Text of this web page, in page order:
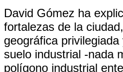
David Gómez ha
fortalezas de la
geográfica
suelo industrial -nada
polígono industrial